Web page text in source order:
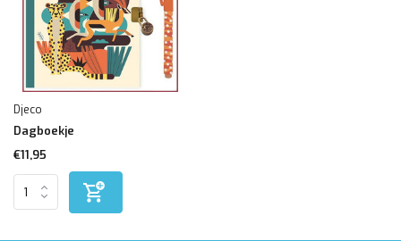
Djeco
Dagboekje
€11,95